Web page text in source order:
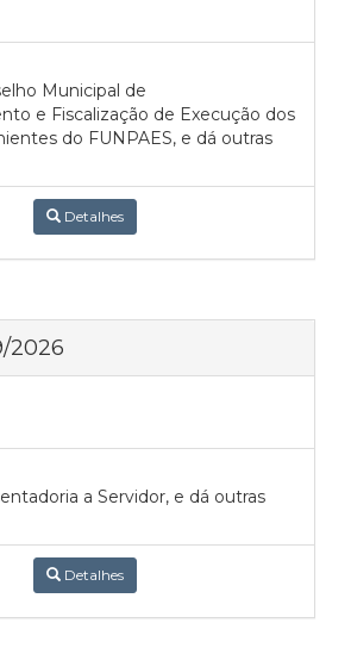
Municipal de
e Fiscalização de Execução dos
do FUNPAES, e dá outras
Detalhes
2026
a Servidor, e dá outras
Detalhes